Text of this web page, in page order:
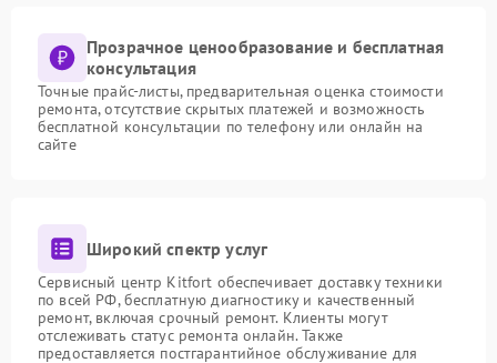
Прозрачное ценообразование и бесплатная
консультация
Точные прайс-листы, предварительная оценка стоимости
ремонта, отсутствие скрытых платежей и возможность
бесплатной консультации по телефону или онлайн на
сайте
Широкий спектр услуг
Сервисный центр Kitfort обеспечивает доставку техники
по всей РФ, бесплатную диагностику и качественный
ремонт, включая срочный ремонт. Клиенты могут
отслеживать статус ремонта онлайн. Также
предоставляется постгарантийное обслуживание для